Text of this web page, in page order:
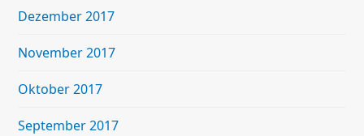
Dezember 2017
November 2017
Oktober 2017
September 2017